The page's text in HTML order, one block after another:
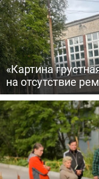
«Картина
на отсутствие